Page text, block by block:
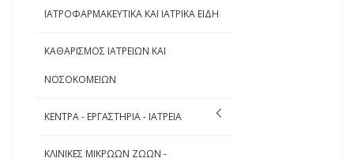
ΙΑΤΡΟΦΑΡΜΑΚΕΥΤΙΚΑ ΚΑΙ ΙΑΤΡΙΚΑ ΕΙΔΗ
ΚΑΘΑΡΙΣΜΟΣ ΙΑΤΡΕΙΩΝ ΚΑΙ
ΝΟΣΟΚΟΜΕΙΩΝ
ΚΕΝΤΡΑ - ΕΡΓΑΣΤΗΡΙΑ - ΙΑΤΡΕΙΑ
ΚΛΙΝΙΚΕΣ ΜΙΚΡΩΩΝ ΖΩΩΝ -